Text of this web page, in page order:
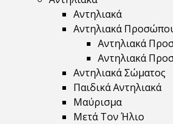
Αντηλιακά
Αντηλιακά
Αντηλιακά
Αντηλιακά
Αντηλιακά Σώματος
Παιδικά Αντηλιακά
Μαύρισμα
Mετά Τον Ήλιο